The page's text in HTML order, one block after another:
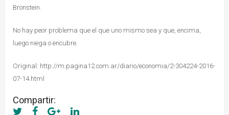
Bronstein.
No hay peor problema que el que uno mismo sea y que, encima,
luego niega o encubre.
Original: http://m.pagina12.com.ar/diario/economia/2-304224-2016-
07-14.html
Compartir: